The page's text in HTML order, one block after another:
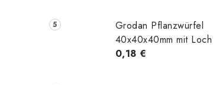
Grodan Pflanzwürfel
40x40x40mm mit Loch
0,18 €